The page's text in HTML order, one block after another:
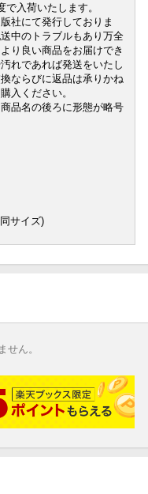
入荷いたします。
社にて発行しておりま
中のトラブルもあり万全
り良い商品をお届けでき
れであれば発送をいたし
ならびに返品は承りかね
入ください。
品名の後ろに形態が略号
サイズ)
せん。